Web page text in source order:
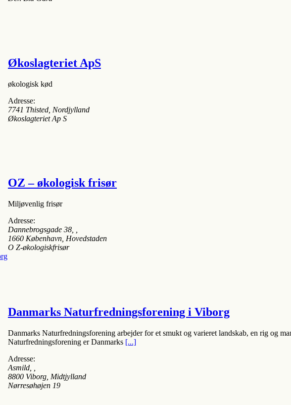
Økoslagteriet ApS
økologisk kød
Adresse:
7741 Thisted, Nordjylland
Økoslagteriet Ap S
OZ – økologisk frisør
Miljøvenlig frisør
Adresse:
Dannebrogsgade 38
1660 København, Hovedstaden
O Z-økologiskfrisør
Danmarks Naturfredningsforening i Viborg
Danmarks Naturfredningsforening arbejder for et smukt og varieret landskab, en rig og
Naturfredningsforening er Danmarks [...]
Adresse:
Asmild
8800 Viborg, Midtjylland
Nørresøhøjen 19